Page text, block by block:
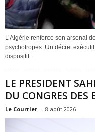
L’Algérie renforce son arsenal
psychotropes. Un décret
dispositif...
LE PRESIDENT
DU CONGRES DES
Le Courrier - 8 août 2026